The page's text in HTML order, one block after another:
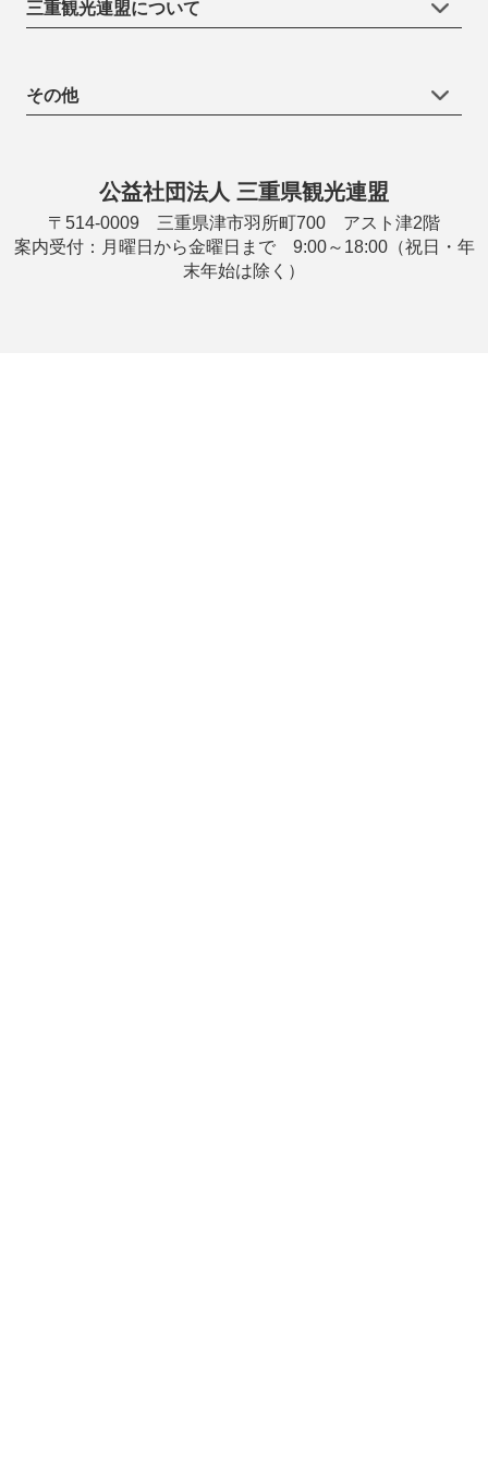
三重観光連盟について
その他
公益社団法人 三重県観光連盟
〒514-0009 三重県津市羽所町700 アスト津2階
案内受付：月曜日から金曜日まで 9:00～18:00（祝日・年
末年始は除く）